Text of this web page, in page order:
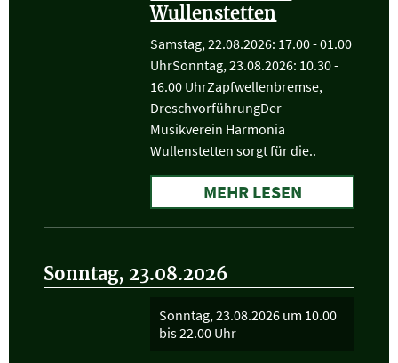
Wullenstetten
Samstag, 22.08.2026: 17.00 - 01.00
UhrSonntag, 23.08.2026: 10.30 -
16.00 UhrZapfwellenbremse,
DreschvorführungDer
Musikverein Harmonia
Wullenstetten sorgt für die..
MEHR LESEN
Sonntag, 23.08.2026
Sonntag, 23.08.2026 um 10.00
bis 22.00 Uhr